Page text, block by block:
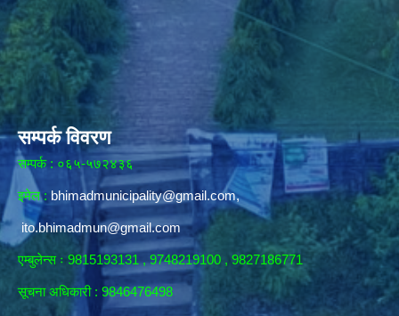
सम्पर्क विवरण
सम्पर्क : ०६५-५७२४३६
इमेल : bhimadmunicipality@gmail.com,
ito.bhimadmun@gmail.com
एम्बुलेन्स ः 9815193131 , 9748219100 , 9827186771
सूचना अधिकारी : 9846476498